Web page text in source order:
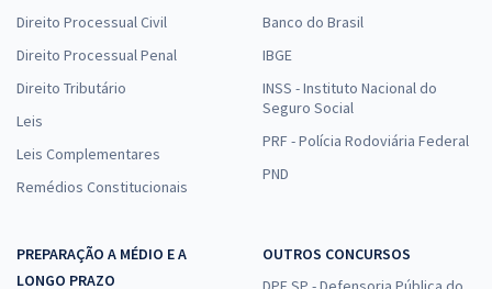
Direito Processual Civil
Direito Processual Penal
Direito Tributário
Leis
Leis Complementares
Remédios Constitucionais
Banco do Brasil
IBGE
INSS - Instituto Nacional do
Seguro Social
PRF - Polícia Rodoviária Federal
PND
PREPARAÇÃO A MÉDIO E A
LONGO PRAZO
OUTROS CONCURSOS